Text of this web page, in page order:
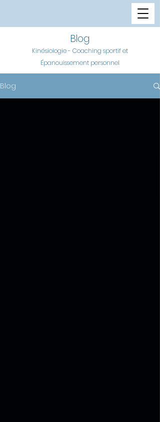
Blog
Kinésiologie - Coaching sportif et
Épanouissement personnel
Blog